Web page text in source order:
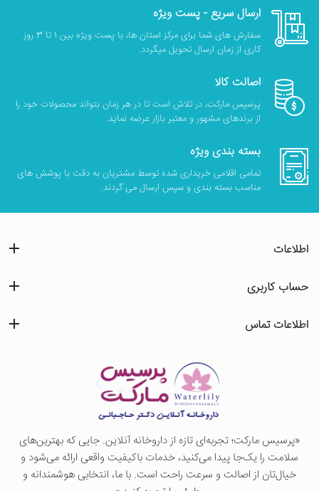
ارسال سریع - پست ویژه
سفارش های شما برای مرکز استان ها، با پست ویژه بین 1 تا 3 روز
کاری از زمان ارسال تحویل میگردد.
اصالت کالا
پرسیس مارکت، در تلاش است تا در هر زمان بتواند محصولات خود را
از برندهای مشهور و معتبر بازار عرضه نماید.
بسته بندی ویژه
تمامی اقلامی خریداری شده توسط مشتریان به دقت با پوشش های
مناسب بسته بندی و سپس ارسال می گردند.
«پرسيس ماركت؛ تجربه‌ای تازه از داروخانه آنلاین. جایی که بهترین‌های
سلامت را یک‌جا پیدا می‌کنید، خدمات باکیفیت واقعی ارائه می‌شود و
خیال‌تان از اصالت و سرعت راحت است. با ما، انتخابی هوشمندانه و
اطلاعات
حساب کاربری
اطلاعات تماس